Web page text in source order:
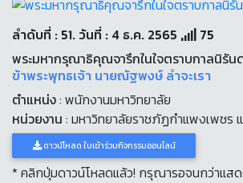
ลำดับที่ : 51. วันที่ : 4 ธ.ค. 2565
75
พระมหากรุณาธิคุณจารึกในใจตราบกาลนิรัน
ข้าพระพุทธเจ้า นายณัฐพงษ์ ลำจะเรา
ตำแหน่ง: พนักงานมหาวิทยาลัย
หน่วยงาน : มหาวิทยาลัยราชภัฏกำแพงเพชร
ดาวน์โหลด ใบเข้าร่วมกิจกรรมออนไลน์
* คลิกปุ่มดาวน์โหลดแล้ว! กรุณารอจนกว่าแส